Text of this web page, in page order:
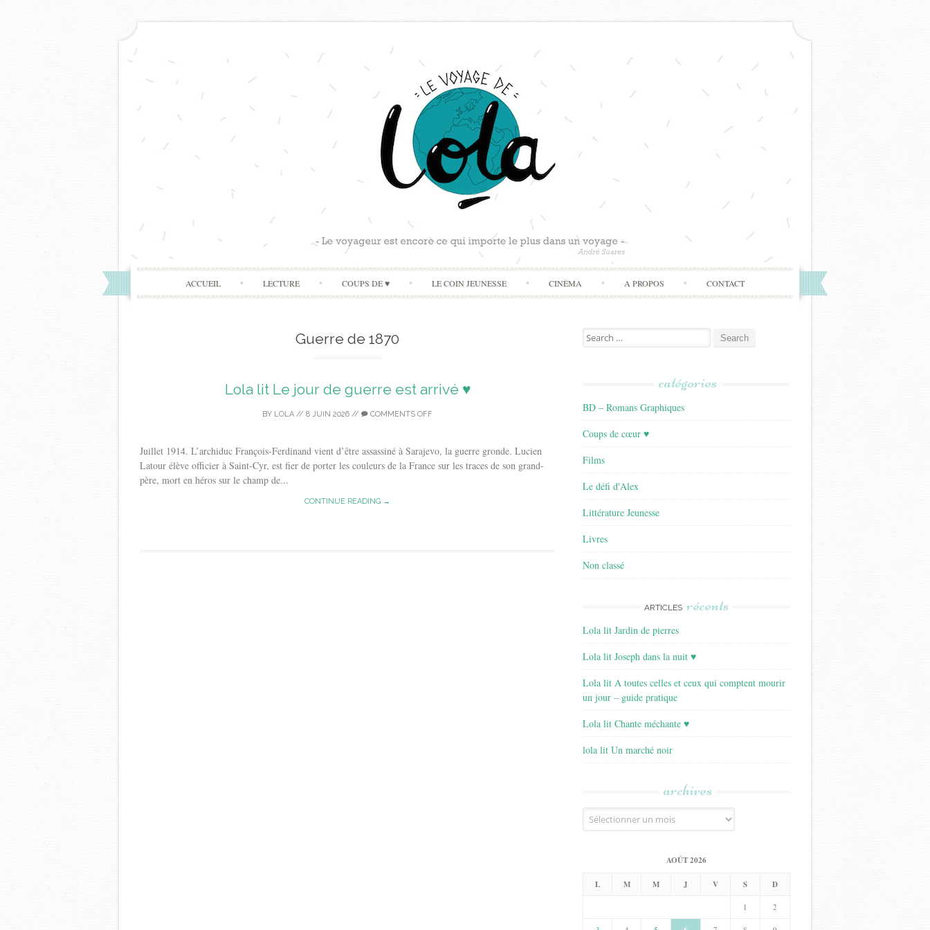
Skip
to
ACCUEIL LECTURE COUPS DE ♥ LE COIN JEUNESSE CINÉMA A PROPOS CONTACT
Guerre de 1870
Lola lit Le jour de guerre est arrivé ♥
BY LOLA // 8 JUIN 2026 // COMMENTS OFF
Juillet 1914. L’archiduc François-Ferdinand vient d’être assassiné à Sarajevo, la guerre gronde. Lucien
Latour élève officier à Saint-Cyr, est fier de porter les couleurs de la France sur les traces de son grand-
père, mort en héros sur le champ de...
CONTINUE READING →
Search
for:
catégories
BD – Romans Graphiques
Coups de cœur ♥
Films
Le défi d'Alex
Littérature Jeunesse
Livres
Non classé
ARTICLES récents
Lola lit Jardin de pierres
Lola lit Joseph dans la nuit ♥
Lola lit A toutes celles et ceux qui comptent mourir
un jour – guide pratique
Lola lit Chante méchante ♥
lola lit Un marché noir
archives
Archives
AOÛT 2026
L M M J V S D
1 2